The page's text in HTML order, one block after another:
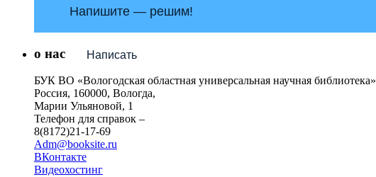
Напишите — решим!
Написать
о нас
БУК ВО «Вологодская областная универсальная научная библиотека»
Россия, 160000, Вологда,
Марии Ульяновой, 1
Телефон для справок –
8(8172)21-17-69
Adm@booksite.ru
ВКонтакте
Видеохостинг